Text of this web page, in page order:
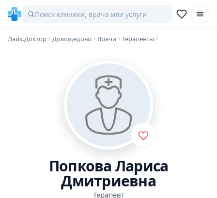
Лайк.Доктор Домодедово Врачи Терапевты
Попкова Лариса
Дмитриевна
Терапевт